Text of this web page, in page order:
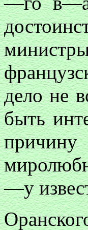
дело не
быть
причину
—у